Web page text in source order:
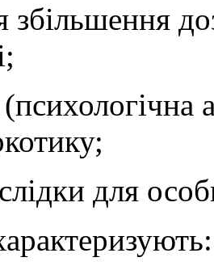
збільшення
для